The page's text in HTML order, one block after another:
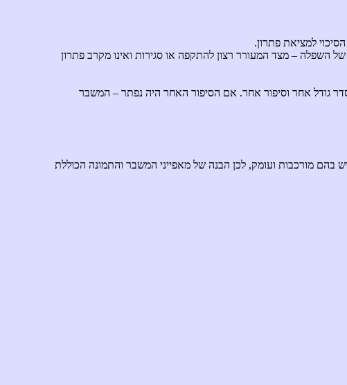
למציאת פתרון.
השפלה – מצד המעורר רצון להתקפה או סגירות ואינו מקרב פתרון
גודל אחר וסיפור אחר. אם הסיפור האחר היה נפתר – המשבר
בהם מורכבות ועומק, לכן הבנה של מאפייני המשבר והתמונה הכוללת